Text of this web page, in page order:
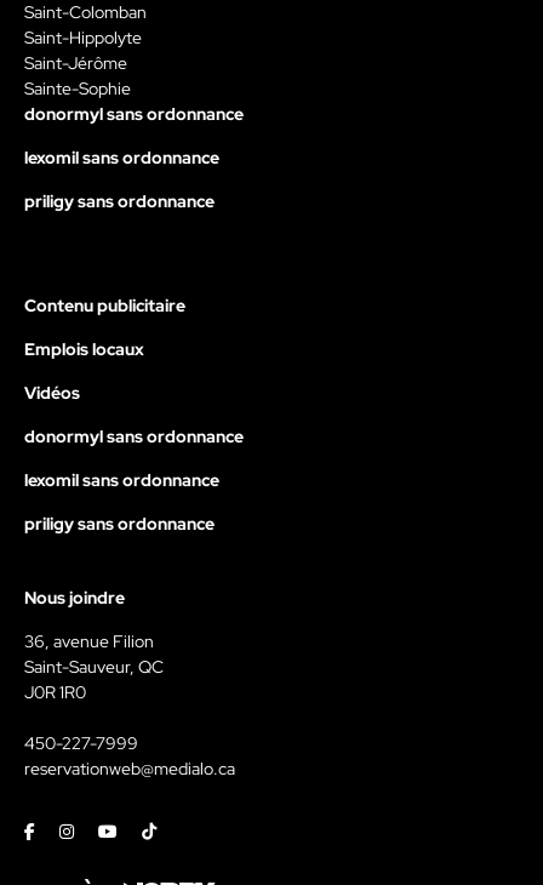
Saint-Colomban
Saint-Hippolyte
Saint-Jérôme
Sainte-Sophie
donormyl sans ordonnance
lexomil sans ordonnance
priligy sans ordonnance
Contenu publicitaire
Emplois locaux
Vidéos
donormyl sans ordonnance
lexomil sans ordonnance
priligy sans ordonnance
Nous joindre
36, avenue Filion
Saint-Sauveur, QC
J0R 1R0
450-227-7999
reservationweb@medialo.ca
FacebookInstagramYoutubeTiktok